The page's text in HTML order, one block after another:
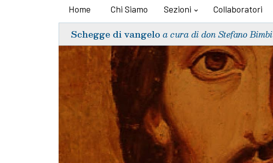
Home Chi Siamo Sezioni Collaboratori
Schegge di vangelo a cura di don Stefano Bimbi